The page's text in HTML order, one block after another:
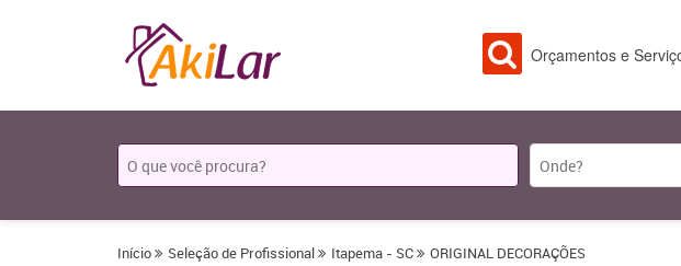
Orçamentos e
Início Seleção de Profissional Itapema - SC ORIGINAL DECORAÇÕES